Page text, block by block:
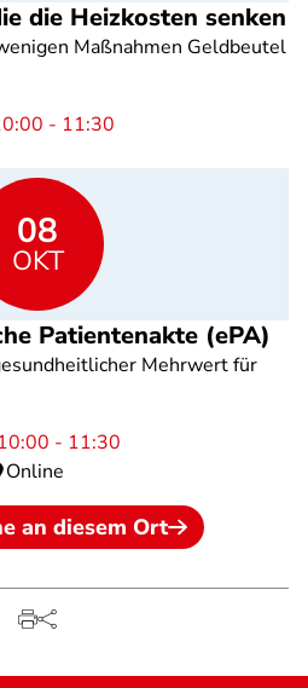
die Heizkosten senken
Maßnahmen Geldbeutel
- 11:30
08
OKT
Patientenakte (ePA)
Mehrwert für
- 11:30
Online
an diesem Ort